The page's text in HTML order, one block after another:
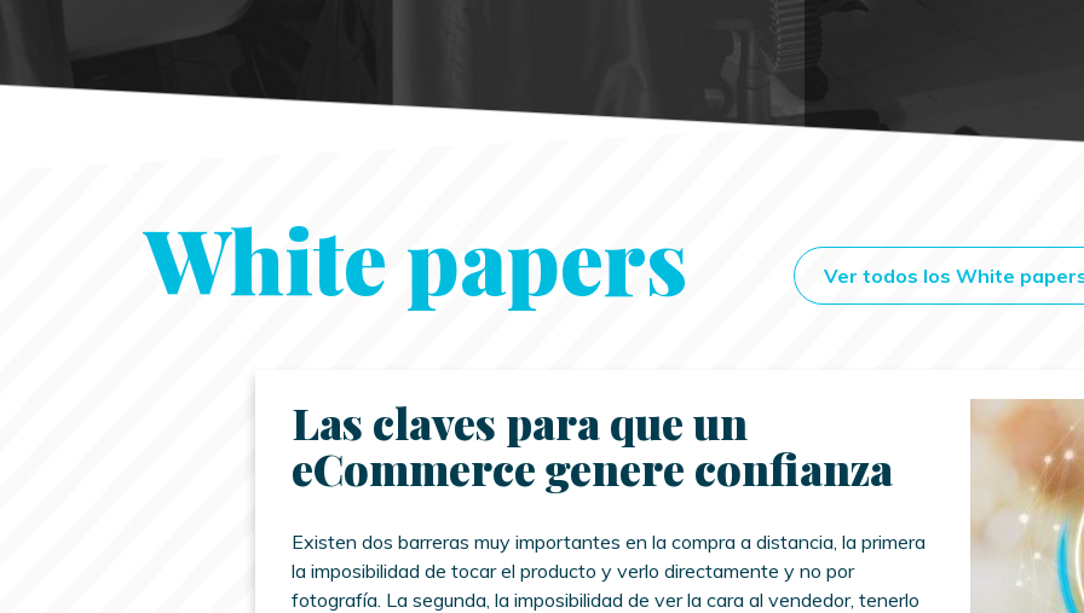
White papers Ver todos los White
Las claves para que un
eCommerce genere confianza
Existen dos barreras muy importantes en la compra a distancia, la primera
la imposibilidad de tocar el producto y verlo directamente y no por
fotografía. La segunda, la imposibilidad de ver la cara al vendedor, tenerlo